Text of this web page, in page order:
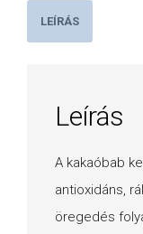
LEÍRÁS
Leírás
A kakaóbab
antioxidáns,
öregedés